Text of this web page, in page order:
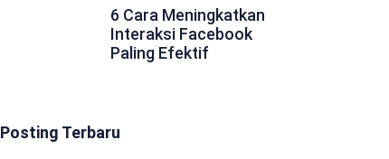
6 Cara Meningkatkan
Interaksi Facebook
Paling Efektif
Posting Terbaru